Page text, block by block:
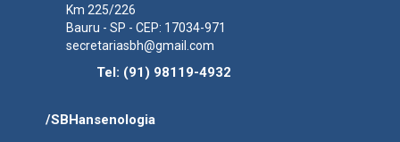
Km 225/226
Bauru - SP - CEP: 17034-971
secretariasbh@gmail.com
Tel: (91) 98119-4932
/SBHansenologia